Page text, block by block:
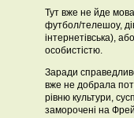
Тут вже не йде
футбол/телешоу,
інтернетівська),
особистістю.
Заради
вже не добрала
рівню культури,
заморочені на